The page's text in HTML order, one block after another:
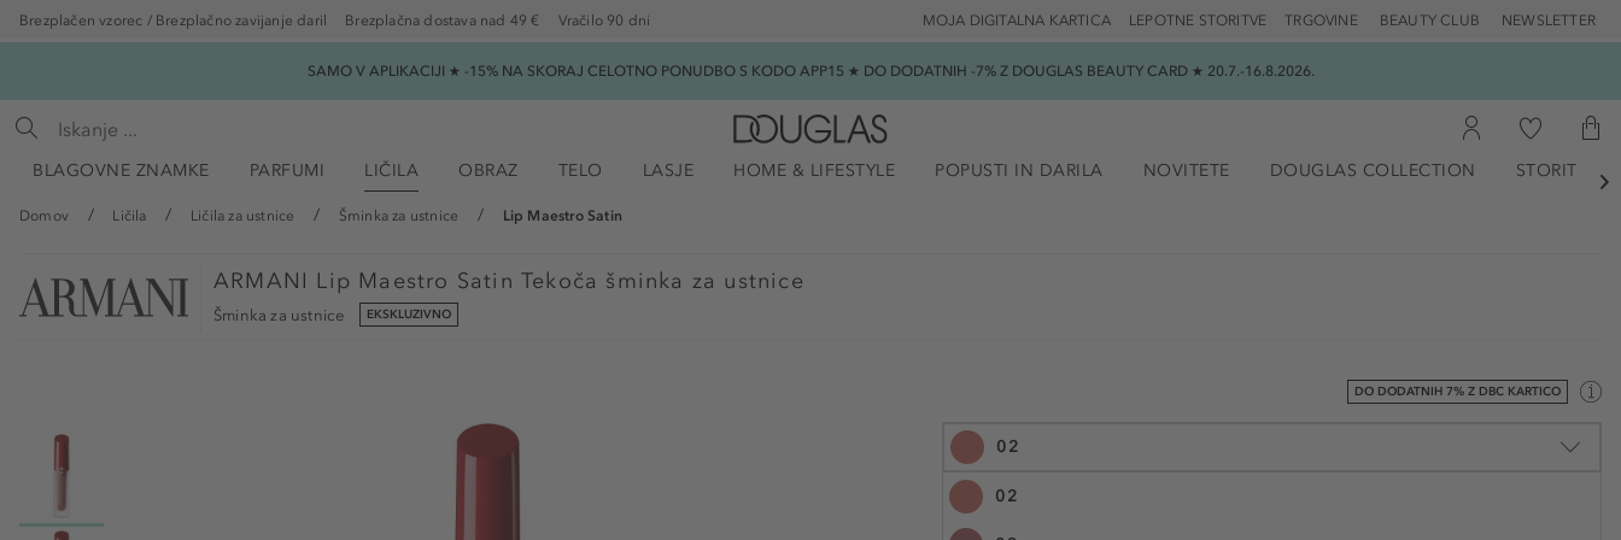
Brezplačen vzorec / Brezplačno zavijanje daril Brezplačna dostava nad 49 € Vračilo 90 dni TRGOVINE BEAUTY CLUB NEWSLETTER
LEPOTNE STORITVE
MOJA DIGITALNA KARTICA
SAMO V APLIKACIJI ★ -15% NA SKORAJ CELOTNO PONUDBO S KODO APP15 ★ DO DODATNIH -7% Z DOUGLAS BEAUTY CARD ★ 20.7.-16.8.2026.
BLAGOVNE ZNAMKE PARFUMI LIČILA OBRAZ TELO LASJE HOME & LIFESTYLE POPUSTI IN DARILA NOVITETE DOUGLAS COLLECTION STORITVE

Domov Ličila Ličila za ustnice Šminka za ustnice Lip Maestro Satin
ARMANI Lip Maestro Satin Tekoča šminka za ustnice
Šminka za ustnice EKSKLUZIVNO
DO DODATNIH 7% Z DBC KARTICO
02
02